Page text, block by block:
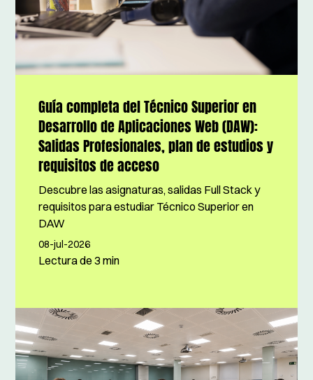
Guía completa del Técnico Superior en
Desarrollo de Aplicaciones Web (DAW):
Salidas Profesionales, plan de estudios y
requisitos de acceso
Descubre las asignaturas, salidas Full Stack y
requisitos para estudiar Técnico Superior en
DAW
08-jul-2026
Lectura de3 min